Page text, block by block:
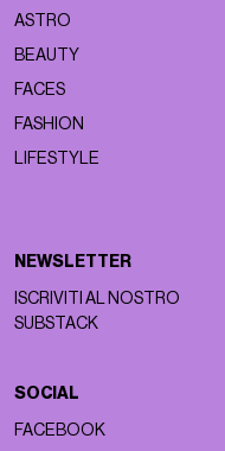
ASTRO
BEAUTY
FACES
FASHION
LIFESTYLE
NEWSLETTER
ISCRIVITI AL NOSTRO
SUBSTACK
SOCIAL
FACEBOOK